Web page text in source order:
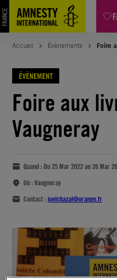
Accueil Évènements Foire
ÉVÈNEMENT
Foire aux
Vaugneray
Quand : Du 25 Mar 2022 au 26 Mar
Où :Vaugneray
Contact : joelchazal@orange.fr